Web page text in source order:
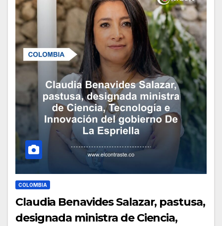
COLOMBIA
Claudia Benavides Salazar, pastusa,
designada ministra de Ciencia,